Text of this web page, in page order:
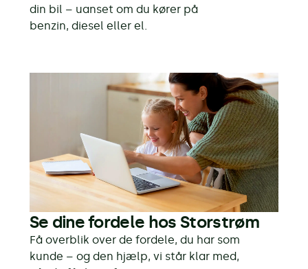
din bil – uanset om du kører på
benzin, diesel eller el.
Se dine fordele hos Storstrøm
Få overblik over de fordele, du har som
kunde – og den hjælp, vi står klar med,